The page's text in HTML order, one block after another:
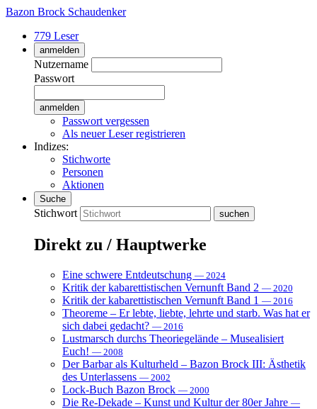
Bazon Brock Schaudenker
779 Leser
anmelden
Nutzername
Passwort
Passwort vergessen
Als neuer Leser registrieren
Indizes:
Stichworte
Personen
Aktionen
Suche
Stichwort
Direkt zu / Hauptwerke
Eine schwere Entdeutschung — 2024
Kritik der kabarettistischen Vernunft Band 2 — 2020
Kritik der kabarettistischen Vernunft Band 1 — 2016
Theoreme – Er lebte, liebte, lehrte und starb. Was hat er
sich dabei gedacht? — 2016
Lustmarsch durchs Theoriegelände – Musealisiert
Euch! — 2008
Der Barbar als Kulturheld – Bazon Brock III: Ästhetik
des Unterlassens — 2002
Lock-Buch Bazon Brock — 2000
Die Re-Dekade – Kunst und Kultur der 80er Jahre —